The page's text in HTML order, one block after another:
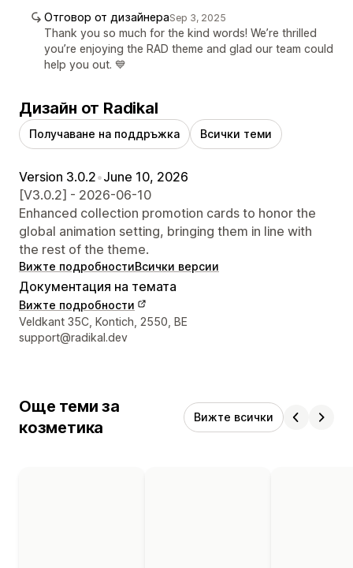
Отговор от дизайнераSep 3, 2025
Thank you so much for the kind words! We’re thrilled
you’re enjoying the RAD theme and glad our team could
help you out. 💙
Дизайн от Radikal
Получаване на поддръжка Всички теми
Version 3.0.2•June 10, 2026
[V3.0.2] - 2026-06-10
Enhanced collection promotion cards to honor the
global animation setting, bringing them in line with
the rest of the theme.
Вижте подробностиВсички версии
Документация на темата
Вижте подробности
Данни за връзка с дизайнера
Veldkant 35C, Kontich, 2550, BE
support@radikal.dev
Още теми за
козметика
Вижте всички